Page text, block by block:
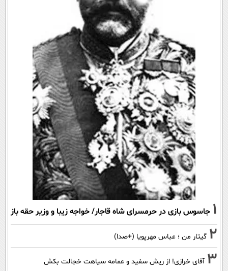
1 جاسوس بازی در حرمسرای شاه قاجار/ خواجه زیبا و وزیر حقه باز
2 گیتار من ؛ عباس مهرپویا (+صدا)
3 آقای خرازی! از ریش سفید و عمامه سیاهت خجالت بکش